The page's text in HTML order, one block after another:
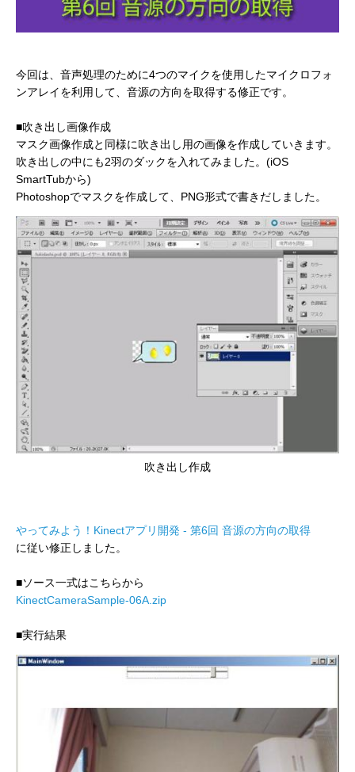
今回は、音声処理のために4つのマイクを使用したマイクロフォ
ンアレイを利用して、音源の方向を取得する修正です。
■吹き出し画像作成
マスク画像作成と同様に吹き出し用の画像を作成していきます。
吹き出しの中にも2羽のダックを入れてみました。(iOS
SmartTubから)
Photoshopでマスクを作成して、PNG形式で書きだしました。
吹き出し作成
やってみよう！Kinectアプリ開発 - 第6回 音源の方向の取得
に従い修正しました。
■ソース一式はこちらから
KinectCameraSample-06A.zip
■実行結果